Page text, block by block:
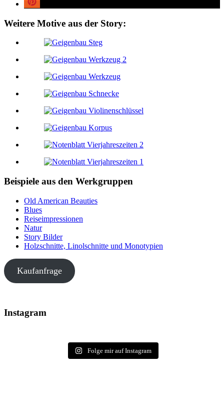
Wei­te­re Moti­ve aus der Story:
Beispiele aus den Werkgruppen
Old American Beauties
Blues
Reiseimpressionen
Natur
Story Bilder
Holzschnitte, Linolschnitte und Monotypien
Kaufanfrage
Instagram
Folge mir auf Instagram